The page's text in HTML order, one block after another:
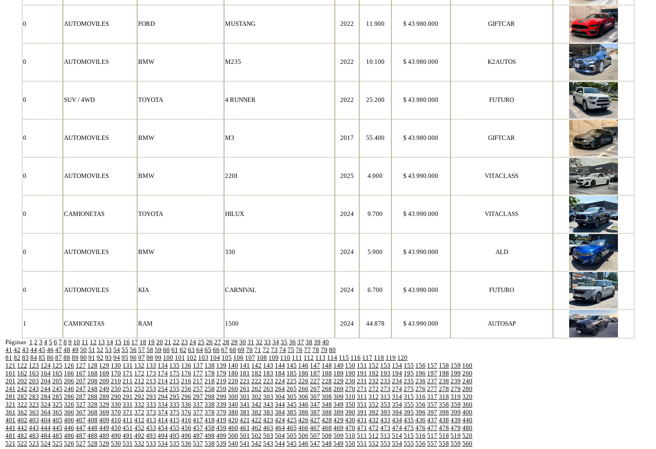
0 AUTOMOVILES FORD MUSTANG 2022 11.900 $ 43.980.000 GIFTCAR
0 AUTOMOVILES BMW M235 2022 10.100 $ 43.980.000 K2AUTOS
0 SUV / 4WD TOYOTA 4 RUNNER 2022 25.200 $ 43.980.000 FUTURO
0 AUTOMOVILES BMW M3 2017 55.400 $ 43.980.000 GIFTCAR
0 AUTOMOVILES BMW 220I 2025 4.000 $ 43.990.000 VITACLASS
0 CAMIONETAS TOYOTA HILUX 2024 9.700 $ 43.990.000 VITACLASS
0 AUTOMOVILES BMW 330 2024 5.900 $ 43.990.000 ALD
0 AUTOMOVILES KIA CARNIVAL 2024 6.700 $ 43.990.000 FUTURO
1 CAMIONETAS RAM 1500 2024 44.878 $ 43.990.000 AUTOSAP
Páginas: 1 2 3 4 5 6 7 8 9 10 11 12 13 14 15 16 17 18 19 20 21 22 23 24 25 26 27 28 29 30 31 32 33 34 35 36 37 38 39 40
41 42 43 44 45 46 47 48 49 50 51 52 53 54 55 56 57 58 59 60 61 62 63 64 65 66 67 68 69 70 71 72 73 74 75 76 77 78 79 80
81 82 83 84 85 86 87 88 89 90 91 92 93 94 95 96 97 98 99 100 101 102 103 104 105 106 107 108 109 110 111 112 113 114 115 116 117 118 119 120
121 122 123 124 125 126 127 128 129 130 131 132 133 134 135 136 137 138 139 140 141 142 143 144 145 146 147 148 149 150 151 152 153 154 155 156 157 158 159 160
161 162 163 164 165 166 167 168 169 170 171 172 173 174 175 176 177 178 179 180 181 182 183 184 185 186 187 188 189 190 191 192 193 194 195 196 197 198 199 200
201 202 203 204 205 206 207 208 209 210 211 212 213 214 215 216 217 218 219 220 221 222 223 224 225 226 227 228 229 230 231 232 233 234 235 236 237 238 239 240
241 242 243 244 245 246 247 248 249 250 251 252 253 254 255 256 257 258 259 260 261 262 263 264 265 266 267 268 269 270 271 272 273 274 275 276 277 278 279 280
281 282 283 284 285 286 287 288 289 290 291 292 293 294 295 296 297 298 299 300 301 302 303 304 305 306 307 308 309 310 311 312 313 314 315 316 317 318 319 320
321 322 323 324 325 326 327 328 329 330 331 332 333 334 335 336 337 338 339 340 341 342 343 344 345 346 347 348 349 350 351 352 353 354 355 356 357 358 359 360
361 362 363 364 365 366 367 368 369 370 371 372 373 374 375 376 377 378 379 380 381 382 383 384 385 386 387 388 389 390 391 392 393 394 395 396 397 398 399 400
401 402 403 404 405 406 407 408 409 410 411 412 413 414 415 416 417 418 419 420 421 422 423 424 425 426 427 428 429 430 431 432 433 434 435 436 437 438 439 440
441 442 443 444 445 446 447 448 449 450 451 452 453 454 455 456 457 458 459 460 461 462 463 464 465 466 467 468 469 470 471 472 473 474 475 476 477 478 479 480
481 482 483 484 485 486 487 488 489 490 491 492 493 494 495 496 497 498 499 500 501 502 503 504 505 506 507 508 509 510 511 512 513 514 515 516 517 518 519 520
521 522 523 524 525 526 527 528 529 530 531 532 533 534 535 536 537 538 539 540 541 542 543 544 545 546 547 548 549 550 551 552 553 554 555 556 557 558 559 560